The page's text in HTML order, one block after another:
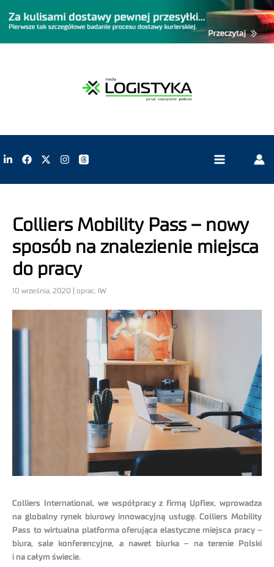
Colliers Mobility Pass – nowy
sposób na znalezienie miejsca
do pracy
10 września, 2020 | oprac. IW
Colliers International, we współpracy z firmą Upflex, wprowadza
na globalny rynek biurowy innowacyjną usługę. Colliers Mobility
Pass to wirtualna platforma oferująca elastyczne miejsca pracy –
biura, sale konferencyjne, a nawet biurka – na terenie Polski
i na całym świecie.